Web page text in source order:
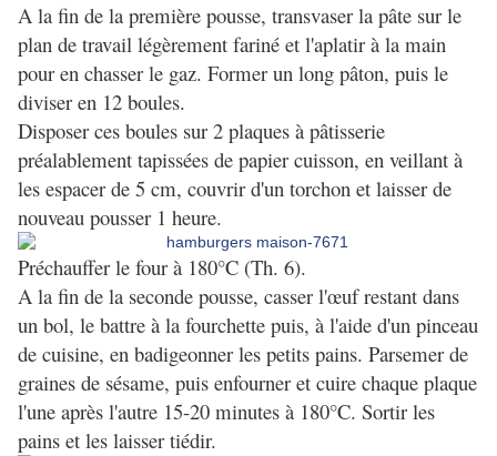
A la fin de la première pousse, transvaser la pâte sur le
plan de travail légèrement fariné et l'aplatir à la main
pour en chasser le gaz. Former un long pâton, puis le
diviser en 12 boules.
Disposer ces boules sur 2 plaques à pâtisserie
préalablement tapissées de papier cuisson, en veillant à
les espacer de 5 cm, couvrir d'un torchon et laisser de
nouveau pousser 1 heure.
Préchauffer le four à 180°C (Th. 6).
A la fin de la seconde pousse, casser l'œuf restant dans
un bol, le battre à la fourchette puis, à l'aide d'un pinceau
de cuisine, en badigeonner les petits pains. Parsemer de
graines de sésame, puis enfourner et cuire chaque plaque
l'une après l'autre 15-20 minutes à 180°C. Sortir les
pains et les laisser tiédir.